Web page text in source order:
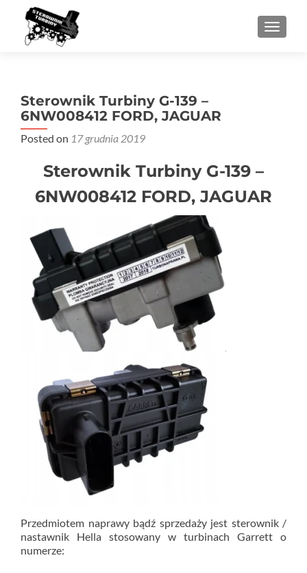
Sterownik Turbiny G-139 –
6NW008412 FORD, JAGUAR
Posted on 17 grudnia 2019
Sterownik Turbiny G-139 –
6NW008412 FORD, JAGUAR
Przedmiotem naprawy bądź sprzedaży jest sterownik /
nastawnik Hella stosowany w turbinach Garrett o
numerze: